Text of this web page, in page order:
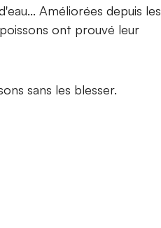
Améliorées depuis les
ont prouvé leur
sans les blesser.